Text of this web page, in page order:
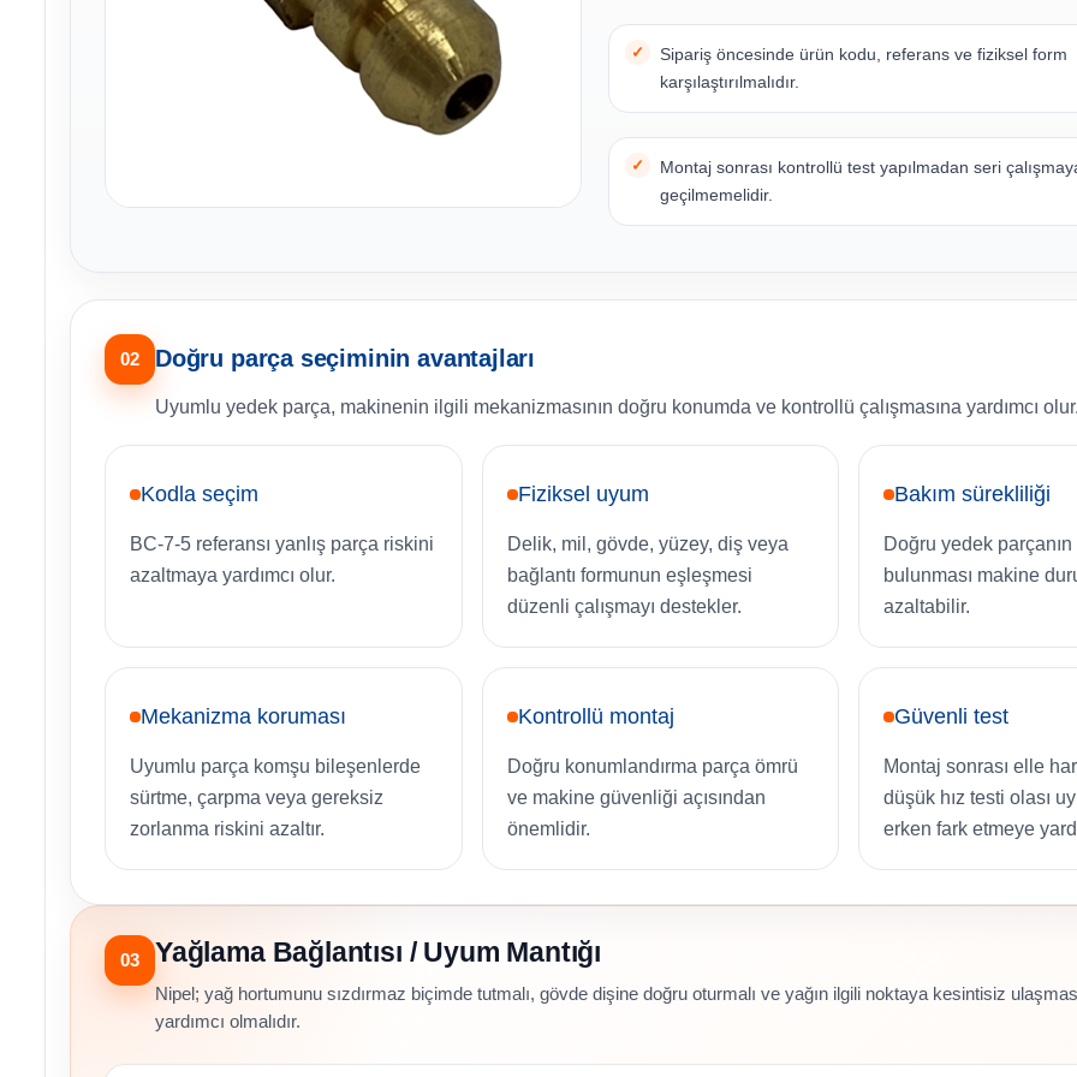
Sipariş öncesinde ürün kodu, referans ve fiziksel form
karşılaştırılmalıdır.
Montaj sonrası kontrollü test yapılmadan seri
geçilmemelidir.
02 Doğru parça seçiminin avantajları
Uyumlu yedek parça, makinenin ilgili mekanizmasının doğru konumda ve kontrollü çalışmasına yardımcı
Kodla seçim
BC-7-5 referansı yanlış parça riskini
azaltmaya yardımcı olur.
Fiziksel uyum
Delik, mil, gövde, yüzey, diş veya
bağlantı formunun eşleşmesi
düzenli çalışmayı destekler.
Bakım sürekliliği
Doğru yedek parçanın
bulunması makine
azaltabilir.
Mekanizma koruması
Uyumlu parça komşu bileşenlerde
sürtme, çarpma veya gereksiz
zorlanma riskini azaltır.
Kontrollü montaj
Doğru konumlandırma parça ömrü
ve makine güvenliği açısından
önemlidir.
Güvenli test
Montaj sonrası elle
düşük hız testi olası
erken fark etmeye
03 Yağlama Bağlantısı / Uyum Mantığı
Nipel; yağ hortumunu sızdırmaz biçimde tutmalı, gövde dişine doğru oturmalı ve yağın ilgili noktaya kesintisiz
yardımcı olmalıdır.